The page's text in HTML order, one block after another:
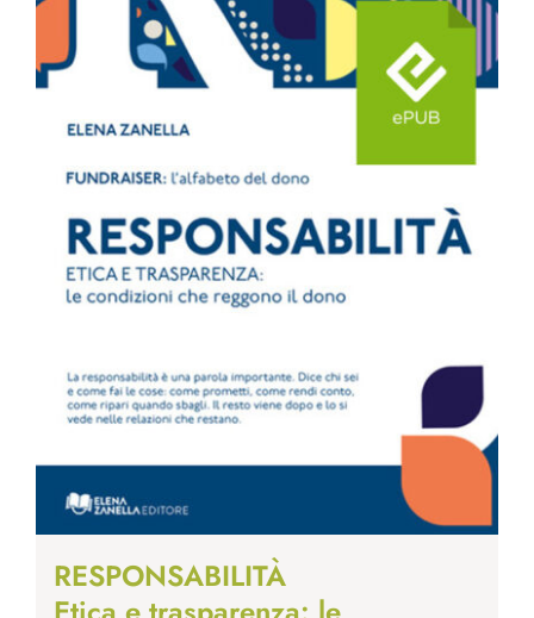
RESPONSABILITÀ